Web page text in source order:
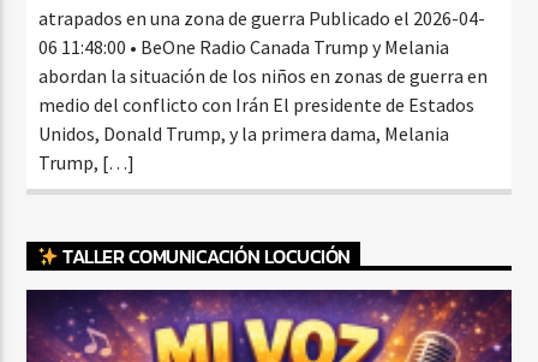
atrapados en una zona de guerra Publicado el 2026-04-
06 11:48:00 • BeOne Radio Canada Trump y Melania
abordan la situación de los niños en zonas de guerra en
medio del conflicto con Irán El presidente de Estados
Unidos, Donald Trump, y la primera dama, Melania
Trump, […]
TALLER COMUNICACIÓN LOCUCIÓN